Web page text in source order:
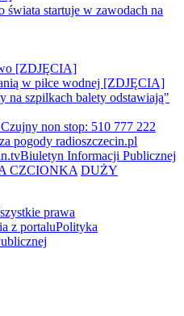
świata startuje w zawodach na
[ZDJĘCIA]
w piłce wodnej [ZDJĘCIA]
na szpilkach balety odstawiają"
Czujny non stop: 510 777 222
pogody radioszczecin.pl
Biuletyn Informacji Publicznej
CZCIONKA DUŻY
prawa
z portaluPolityka